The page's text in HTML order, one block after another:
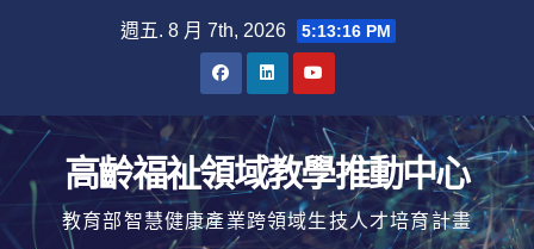
週五. 8 月 7th, 2026 5:13:17 PM
高齡福祉領域教學推動中心
教育部智慧健康產業跨領域生技人才培育計畫